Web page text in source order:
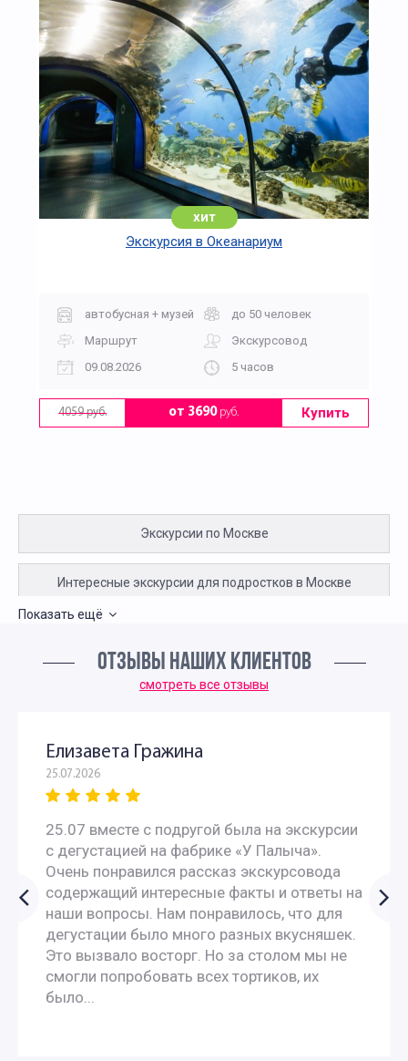
хит
Экскурсия в Океанариум
автобусная + музей
до 50 человек
Маршрут
Экскурсовод
09.08.2026
5 часов
4059 руб. от 3690руб. Купить
Экскурсии по Москве
Интересные экскурсии для подростков в Москве
родителей
Экскурсии в Москва-Сити для школьников в Москве
Интересные экскурсии в Москве для взрослых
Экскурсии по интересным местам по Москве
Показать ещё
ОТЗЫВЫ НАШИХ КЛИЕНТОВ
смотреть все отзывы
Елизавета Гражина
25.07.2026
25.07 вместе с подругой была на экскурсии
с дегустацией на фабрике «У Палыча».
Очень понравился рассказ экскурсовода
содержащий интересные факты и ответы на
наши вопросы. Нам понравилось, что для
дегустации было много разных вкусняшек.
Это вызвало восторг. Но за столом мы не
смогли попробовать всех тортиков, их
было...